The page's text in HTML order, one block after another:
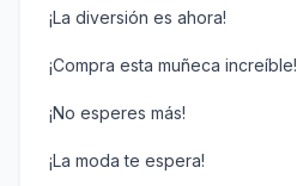
¡La diversión es ahora!
¡Compra esta muñeca increíble!
¡No esperes más!
¡La moda te espera!